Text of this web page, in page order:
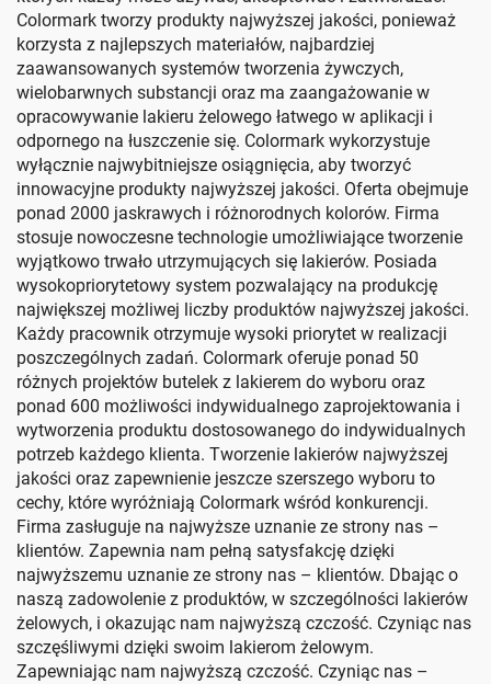
Colormark tworzy produkty najwyższej jakości, ponieważ
korzysta z najlepszych materiałów, najbardziej
zaawansowanych systemów tworzenia żywczych,
wielobarwnych substancji oraz ma zaangażowanie w
opracowywanie lakieru żelowego łatwego w aplikacji i
odpornego na łuszczenie się. Colormark wykorzystuje
wyłącznie najwybitniejsze osiągnięcia, aby tworzyć
innowacyjne produkty najwyższej jakości. Oferta obejmuje
ponad 2000 jaskrawych i różnorodnych kolorów. Firma
stosuje nowoczesne technologie umożliwiające tworzenie
wyjątkowo trwało utrzymujących się lakierów. Posiada
wysokopriorytetowy system pozwalający na produkcję
największej możliwej liczby produktów najwyższej jakości.
Każdy pracownik otrzymuje wysoki priorytet w realizacji
poszczególnych zadań. Colormark oferuje ponad 50
różnych projektów butelek z lakierem do wyboru oraz
ponad 600 możliwości indywidualnego zaprojektowania i
wytworzenia produktu dostosowanego do indywidualnych
potrzeb każdego klienta. Tworzenie lakierów najwyższej
jakości oraz zapewnienie jeszcze szerszego wyboru to
cechy, które wyróżniają Colormark wśród konkurencji.
Firma zasługuje na najwyższe uznanie ze strony nas –
klientów. Zapewnia nam pełną satysfakcję dzięki
najwyższemu uznanie ze strony nas – klientów. Dbając o
naszą zadowolenie z produktów, w szczególności lakierów
żelowych, i okazując nam najwyższą czczość. Czyniąc nas
szczęśliwymi dzięki swoim lakierom żelowym.
Zapewniając nam najwyższą czczość. Czyniąc nas –